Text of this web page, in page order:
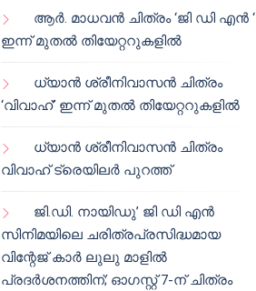
ആർ. മാധവൻ ചിത്രം ‘ജി ഡി എൻ ‘
ഇന്ന് മുതൽ തിയേറ്ററുകളിൽ
ധ്യാൻ ശ്രീനിവാസൻ ചിത്രം
‘വിവാഹ്’ ഇന്ന് മുതൽ തിയേറ്ററുകളിൽ
ധ്യാൻ ശ്രീനിവാസൻ ചിത്രം
വിവാഹ് ട്രെയിലർ പുറത്ത്
ജി.ഡി. നായിഡു’ ജി ഡി എൻ
സിനിമയിലെ ചരിത്രപ്രസിദ്ധമായ
വിന്റേജ് കാർ ലുലു മാളിൽ
പ്രദർശനത്തിന്; ഓഗസ്റ്റ് 7-ന് ചിത്രം